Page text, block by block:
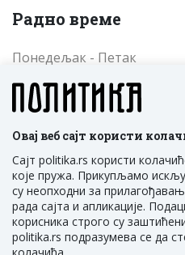
Овај веб сајт користи
Сајт politika.rs користи
које пружа. Прикупљамо
су неопходни за
рада сајта и апликације.
корисника строго су
politika.rs подразумева се да
Радно време
Понедељак - Петак
од 09 до 17 часова
Cубота - Недеља
ПОЛИТИКА НМ Д.О.О.